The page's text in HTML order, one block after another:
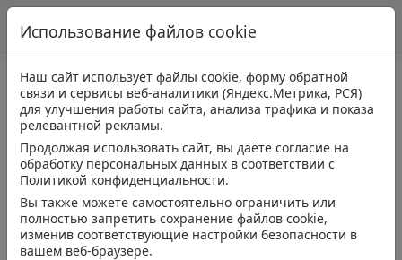
Использование файлов cookie
Наш сайт использует файлы cookie, форму обратной
связи и сервисы веб-аналитики (Яндекс.Метрика, РСЯ)
для улучшения работы сайта, анализа трафика и показа
релевантной рекламы.
Продолжая использовать сайт, вы даёте согласие на
обработку персональных данных в соответствии с
Политикой конфиденциальности.
Вы также можете самостоятельно ограничить или
полностью запретить сохранение файлов cookie,
изменив соответствующие настройки безопасности в
вашем веб-браузере.